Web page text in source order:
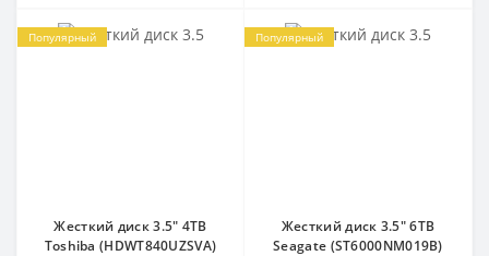
Популярный
Жесткий диск 3.5" 4TB
Toshiba (HDWT840UZSVA)
Популярный
Жесткий диск 3.5" 6TB
Seagate (ST6000NM019B)